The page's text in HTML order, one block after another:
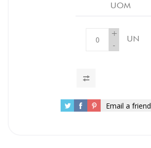
UOM
+
-
UN
Email a friend